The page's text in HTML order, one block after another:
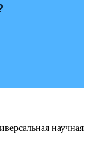
научная